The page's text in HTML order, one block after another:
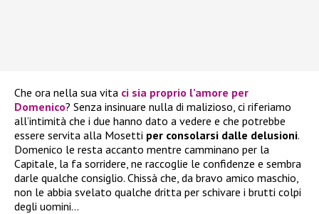
Che ora nella sua vita ci sia proprio l’amore per
Domenico? Senza insinuare nulla di malizioso, ci riferiamo
all’intimità che i due hanno dato a vedere e che potrebbe
essere servita alla Mosetti per consolarsi dalle delusioni.
Domenico le resta accanto mentre camminano per la
Capitale, la fa sorridere, ne raccoglie le confidenze e sembra
darle qualche consiglio. Chissà che, da bravo amico maschio,
non le abbia svelato qualche dritta per schivare i brutti colpi
degli uomini…